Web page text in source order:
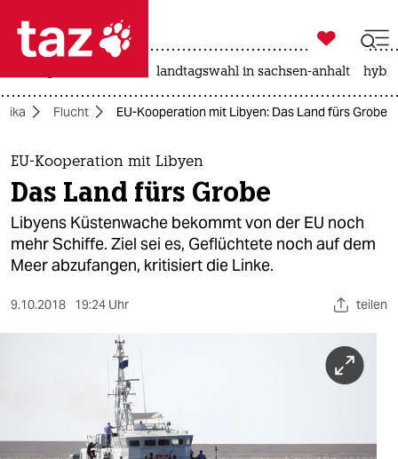
 taz zahl ich
taz zahl ich
themen
politik
öko
gesellschaft
nord

taz zahl ich
landtagswahl in sachsen-anhalt
Flucht EU-Kooperation mit Libyen: Das Land fürs Grobe
EU-Kooperation mit Libyen
Das Land fürs Grobe
Libyens Küstenwache bekommt von der EU noch
mehr Schiffe. Ziel sei es, Geflüchtete noch auf dem
Meer abzufangen, kritisiert die Linke.
9.10.2018 19:24 Uhr teilen